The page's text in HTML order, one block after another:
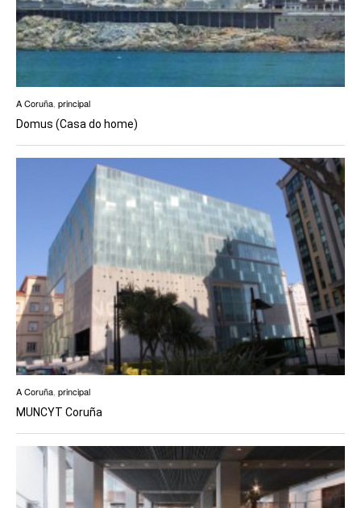
A Coruña principal
Domus (Casa do home)
A Coruña, principal
MUNCYT Coruña